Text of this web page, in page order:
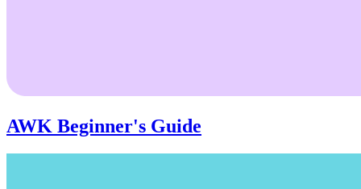
AWK Beginner's Guide